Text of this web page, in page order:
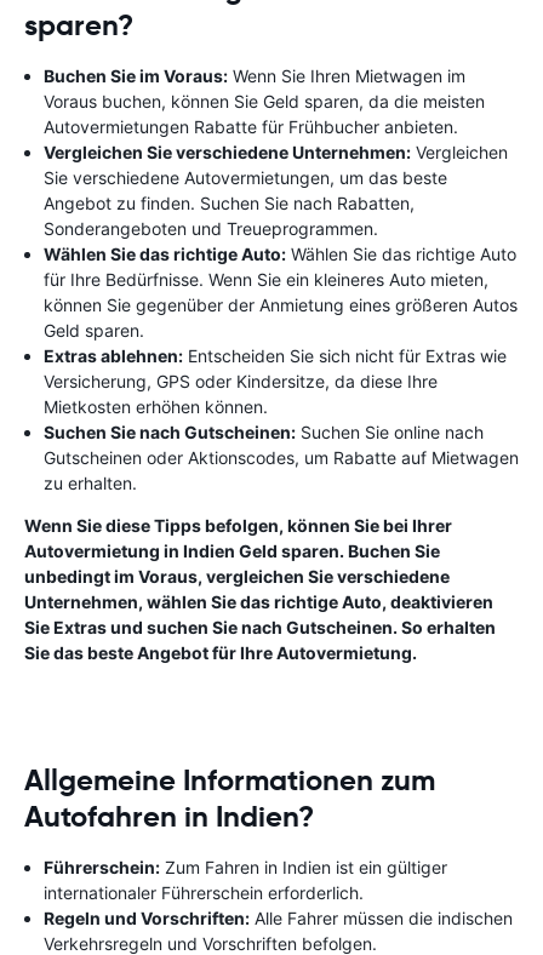
sparen?
Buchen Sie im Voraus: Wenn Sie Ihren Mietwagen im
Voraus buchen, können Sie Geld sparen, da die meisten
Autovermietungen Rabatte für Frühbucher anbieten.
Vergleichen Sie verschiedene Unternehmen: Vergleichen
Sie verschiedene Autovermietungen, um das beste
Angebot zu finden. Suchen Sie nach Rabatten,
Sonderangeboten und Treueprogrammen.
Wählen Sie das richtige Auto: Wählen Sie das richtige Auto
für Ihre Bedürfnisse. Wenn Sie ein kleineres Auto mieten,
können Sie gegenüber der Anmietung eines größeren Autos
Geld sparen.
Extras ablehnen: Entscheiden Sie sich nicht für Extras wie
Versicherung, GPS oder Kindersitze, da diese Ihre
Mietkosten erhöhen können.
Suchen Sie nach Gutscheinen: Suchen Sie online nach
Gutscheinen oder Aktionscodes, um Rabatte auf Mietwagen
zu erhalten.
Wenn Sie diese Tipps befolgen, können Sie bei Ihrer
Autovermietung in Indien Geld sparen. Buchen Sie
unbedingt im Voraus, vergleichen Sie verschiedene
Unternehmen, wählen Sie das richtige Auto, deaktivieren
Sie Extras und suchen Sie nach Gutscheinen. So erhalten
Sie das beste Angebot für Ihre Autovermietung.
Allgemeine Informationen zum
Autofahren in Indien?
Führerschein: Zum Fahren in Indien ist ein gültiger
internationaler Führerschein erforderlich.
Regeln und Vorschriften: Alle Fahrer müssen die indischen
Verkehrsregeln und Vorschriften befolgen.